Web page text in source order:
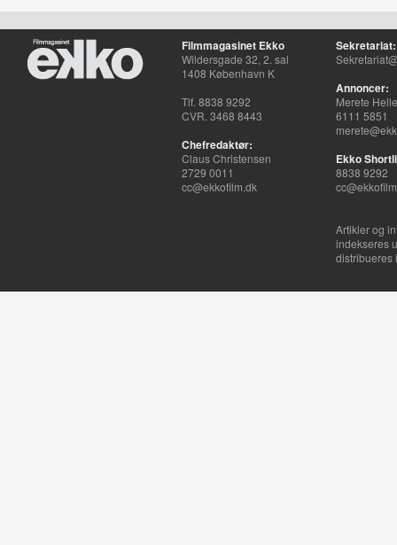
Filmmagasinet Ekko
Wildersgade 32, 2. sal
1408 København K
Tlf. 8838 9292
CVR. 3468 8443
Chefredaktør:
Claus Christensen
2729 0011
cc@ekkofilm.dk
Sekretariat:
Annoncer:
Merete
6111 5851
Ekko
8838 9292
Artikler og
indekseres
distribueres